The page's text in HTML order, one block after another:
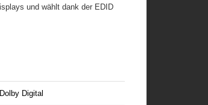
und wählt dank der EDID
Digital